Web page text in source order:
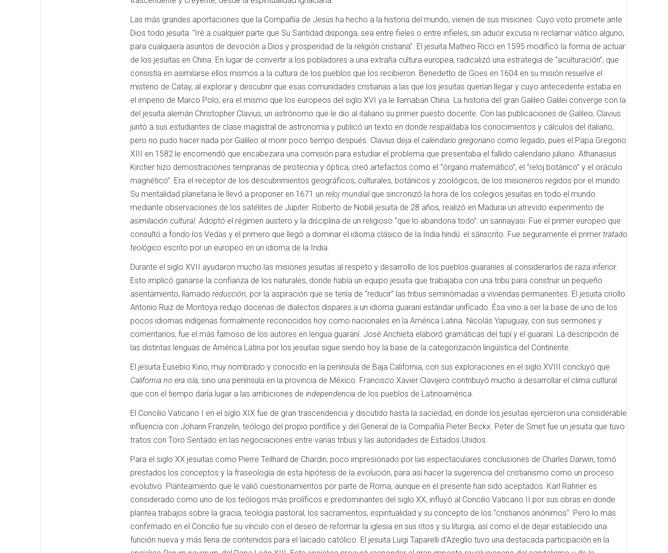
Las más grandes aportaciones que la Compañía de Jesús ha hecho a la historia del mundo, vienen de sus misiones. Cuyo voto promete ante
Dios todo jesuita: “Iré a cualquier parte que Su Santidad disponga, sea entre fieles o entre infieles, sin aducir excusa ni reclamar viático alguno,
para cualquiera asuntos de devoción a Dios y prosperidad de la religión cristiana”. El jesuita Matheo Ricci en 1595 modificó la forma de actuar
de los jesuitas en China. En lugar de convertir a los pobladores a una extraña cultura europea, radicalizó una estrategia de “aculturación”, que
consistía en asimilarse ellos mismos a la cultura de los pueblos que los recibieron. Benedetto de Goes en 1604 en su misión resuelve el
misterio de Catay, al explorar y descubrir que esas comunidades cristianas a las que los jesuitas querían llegar y cuyo antecedente estaba en
el imperio de Marco Polo, era el mismo que los europeos del siglo XVI ya le llamaban China. La historia del gran Galileo Galilei converge con la
del jesuita alemán Christopher Clavius, un astrónomo que le dio al italiano su primer puesto docente. Con las publicaciones de Galileo, Clavius ​​
juntó a sus estudiantes de clase magistral de astronomía y publicó un texto en donde respaldaba los conocimientos y cálculos del italiano,
pero no pudo hacer nada por Galileo al morir poco tiempo después. Clavius ​​deja el calendario gregoriano como legado, pues el Papa Gregorio
XIII en 1582 le encomendó que encabezara una comisión para estudiar el problema que presentaba el fallido calendario juliano. Athanasius
Kircher hizo demostraciones tempranas de pirotecnia y óptica, creó artefactos como el “órgano matemático”, el “reloj botánico” y el oráculo
magnético”. Era el receptor de los descubrimientos geográficos, culturales, botánicos y zoológicos, de los misioneros regidos por el mundo.
Su mentalidad planetaria le llevó a proponer en 1671 un reloj mundialque sincronizó la hora de los colegios jesuitas en todo el mundo
mediante observaciones de los satélites de Júpiter. Roberto de Nobili jesuita de 28 años, realizó en Madurai un atrevido experimento de
asimilación cultural. Adoptó el régimen austero y la disciplina de un religioso “que lo abandona todo”: un sannayasi. Fue el primer europeo que
consultó a fondo los Vedas y el primero que llegó a dominar el idioma clásico de la India hindú: el sánscrito. Fue seguramente el primer tratado
teológico escrito por un europeo en un idioma de la India.
Durante el siglo XVII ayudaron mucho las misiones jesuitas al respeto y desarrollo de los pueblos guaraníes al considerarlos de raza inferior.
Esto implicó ganarse la confianza de los naturales, donde había un equipo jesuita que trabajaba con una tribu para construir un pequeño
asentamiento, llamado reducción, por la aspiración que se tenía de “reducir” las tribus seminómadas a viviendas permanentes. El jesuita criollo
Antonio Ruiz de Montoya redujo docenas de dialectos dispares a un idioma guaraní estándar unificado. Ésa vino a ser la base de uno de los
pocos idiomas indígenas formalmente reconocidos hoy como nacionales en la América Latina. Nicolás Yapuguay, con sus sermones y
comentarios, fue el más famoso de los autores en lengua guaraní. José Anchieta elaboró ​​gramáticas del tupí y el guaraní. La descripción de
las distintas lenguas de América Latina por los jesuitas sigue siendo hoy la base de la categorización lingüística del Continente.
El jesuita Eusebio Kino, muy nombrado y conocido en la península de Baja California, con sus exploraciones en el siglo XVIII concluyó que
California no era isla, sino una península en la provincia de México. Francisco Xavier Clavijero contribuyó mucho a desarrollar el clima cultural
que con el tiempo daría lugar a las ambiciones de independencia de los pueblos de Latinoamérica.
El Concilio Vaticano I en el siglo XIX fue de gran trascendencia y discutido hasta la saciedad, en donde los jesuitas ejercieron una considerable
influencia con Johann Franzelin, teólogo del propio pontífice y del General de la Compañía Pieter Beckx. Peter de Smet fue un jesuita que tuvo
tratos con Toro Sentado en las negociaciones entre varias tribus y las autoridades de Estados Unidos.
Para el siglo XX jesuitas como Pierre Teilhard de Chardin, poco impresionado por las espectaculares conclusiones de Charles Darwin, tomó
prestados los conceptos y la fraseología de esta hipótesis de la evolución, para así hacer la sugerencia del cristianismo como un proceso
evolutivo. Planteamiento que le valió cuestionamientos por parte de Roma, aunque en el presente han sido aceptados. Karl Rahner es
considerado como uno de los teólogos más prolíficos e predominantes del siglo XX, influyó al Concilio Vaticano II por sus obras en donde
plantea trabajos sobre la gracia, teología pastoral, los sacramentos, espiritualidad y su concepto de los "cristianos anónimos". Pero lo más
confirmado en el Concilio fue su vínculo con el deseo de reformar la iglesia en sus ritos y su liturgia, así como el de dejar establecido una
función nueva y más llena de contenidos para el laicado católico. El jesuita Luigi Taparelli d'Azeglio tuvo una destacada participación en la